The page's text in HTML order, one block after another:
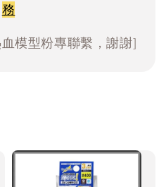
務
模型粉專聯繫，謝謝]